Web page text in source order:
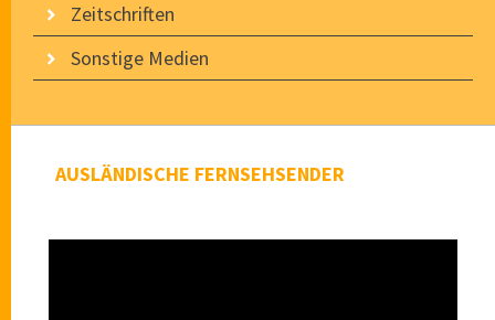
Zeitschriften
Sonstige Medien
AUSLÄNDISCHE FERNSEHSENDER